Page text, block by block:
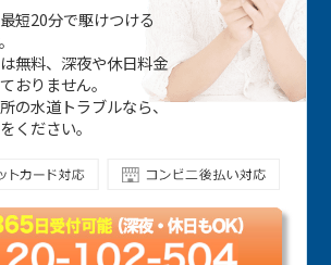
短20分で駆けつける
無料、深夜や休日料金
おりません。
の水道トラブルなら、
ください。